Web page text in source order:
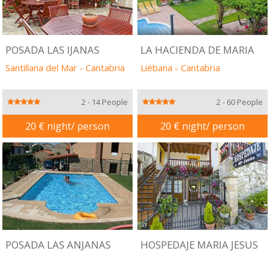
POSADA LAS IJANAS
Santillana del Mar - Cantabria
2 - 14 People
20 € night/ person
LA HACIENDA DE MARIA
Liébana - Cantabria
2 - 60 People
20 € night/ person
POSADA LAS ANJANAS HOSPEDAJE MARIA JESUS